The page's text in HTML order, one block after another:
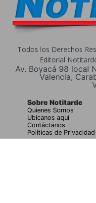
Todos los Derechos
Editorial
Av. Boyacá 98 local
Valencia,
Sobre Notitarde
Quienes Somos
Ubícanos aquí
Contáctanos
Políticas de Privacidad